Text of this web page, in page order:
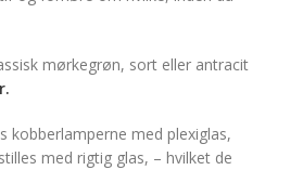
mørkegrøn, sort eller antracit
kobberlamperne med plexiglas,
med rigtig glas, – hvilket de